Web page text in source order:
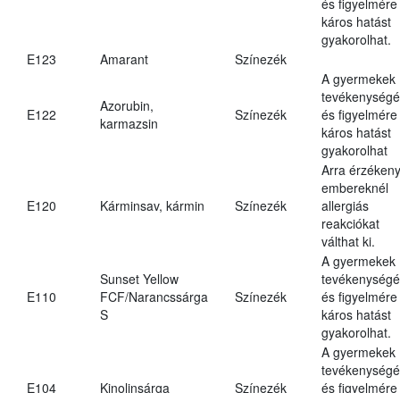
káros hatást
gyakorolhat.
E123
Amarant Színezék
E122
Azorubin,
karmazsin
Színezék
A gyermekek
és figyelmére
káros hatást
gyakorolhat
E120 Kárminsav, kármin Színezék
Arra érzékeny
embereknél
allergiás
reakciókat
válthat ki.
E110
Sunset Yellow
FCF/Narancssárga
S
Színezék
A gyermekek
és figyelmére
káros hatást
gyakorolhat.
E104 Kinolinsárga Színezék
A gyermekek
és figyelmére